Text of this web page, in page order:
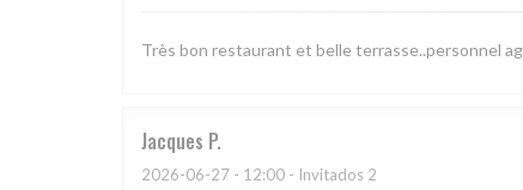
Très bon restaurant et belle terrasse..personnel
Jacques P
2026-06-27 - 12:00 - Invitados 2